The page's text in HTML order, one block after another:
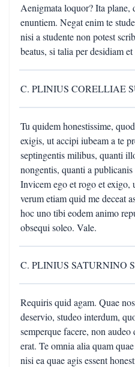
Aenigmata loquor? Ita plane,
enuntiem. Negat enim te
nisi a studente non potest
beatus, si talia per desidiam
C. PLINIUS CORELLIAE
Tu quidem honestissime,
exigis, ut accipi iubeam a te
septingentis milibus, quanti
nongentis, quanti a
Invicem ego et rogo et exigo,
verum etiam quid me deceat
hoc uno tibi eodem animo
obsequi soleo. Vale.
C. PLINIUS SATURNINO
Requiris quid agam. Quae
deservio, studeo interdum,
semperque facere, non
erat. Te omnia alia quam
nisi ea quae agis essent